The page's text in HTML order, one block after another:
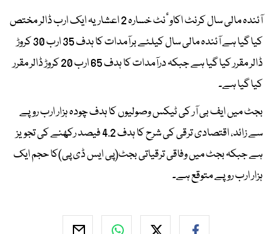
آئندہ مالی سال کرنٹ اکاوٴنٹ خسارہ 2 اعشاریہ ایک ارب ڈالر مختص
کیا گیا ہے آئندہ مالی سال کیلئے برآمدات کا ہدف 35 ارب 30 کروڑ
ڈالر مقرر کیا گیا ہے جبکہ درآمدات کا ہدف 65 ارب 20 کروڑ ڈالر مقرر
کیا گیا ہے۔
بجٹ میں ایف بی آر کی ٹیکس وصولیوں کا ہدف چودہ ہزار ارب روپے
سے زائد، اقتصادی ترقی کی شرح کا ہدف 4.2 فیصد رکھنے کی تجویز
ہے جبکہ بجٹ میں وفاقی ترقیاتی بجٹ(پی ایس ڈی پی)کا حجم ایک
ہزار ارب روپے متوقع ہے۔